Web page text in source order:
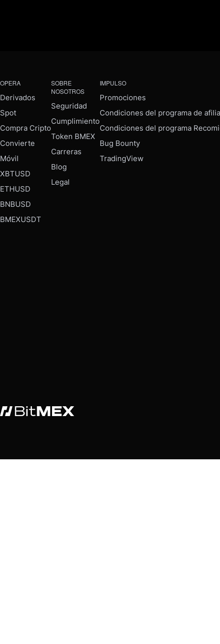
OPERA
Derivados
Spot
Compra Cripto
Convierte
Móvil
XBTUSD
ETHUSD
BNBUSD
BMEXUSDT
SOBRE
NOSOTROS
Seguridad
Cumplimiento
Token BMEX
Carreras
Blog
Legal
IMPULSO
Promociones
Condiciones del programa de
Condiciones del programa
Bug Bounty
TradingView